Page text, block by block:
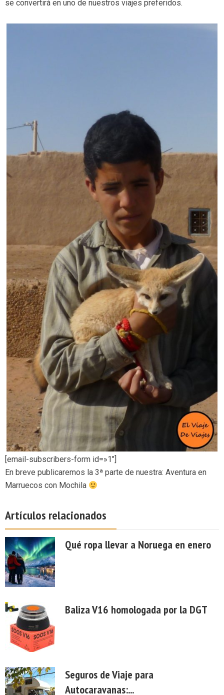
se convertirá en uno de nuestros viajes preferidos.
[email-subscribers-form id=»1″]
En breve publicaremos la 3ª parte de nuestra: Aventura en
Marruecos con Mochila
Artículos relacionados
Qué ropa llevar a Noruega en enero
Baliza V16 homologada por la DGT
Seguros de Viaje para
Autocaravanas:...